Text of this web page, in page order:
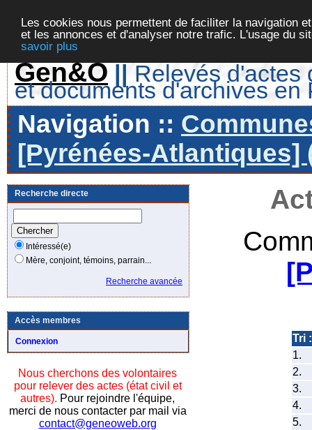
Les cookies nous permettent de faciliter la navigation
et les annonces et d'analyser notre trafic. L'usage du
savoir plus
Gen&O || Relevés d'actes
et documents d'archives en
Navigation ::
[Pyrénées-Atlantiques]
Recherche directe
Intéressé(e)
Mère, conjoint, témoins, parrain...
Recherche avancée
Accès membres
Connexion
Nous cherchons des volontaires
pour relever des actes (état civil et
autres). Pour rejoindre l'équipe,
merci de nous contacter par mail via
contact@geneoweb.org
Tri :
1.
2.
3.
4.
5.